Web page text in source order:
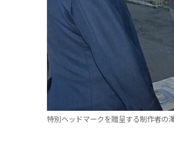
特別ヘッドマークを贈呈する制作者の